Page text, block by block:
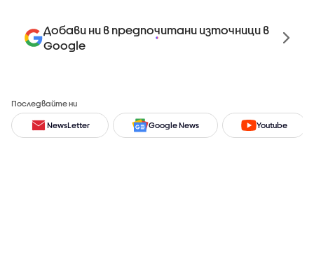
Добави ни в предпочитани източници в
Google
Последвайте ни
NewsLetter Google News Youtube